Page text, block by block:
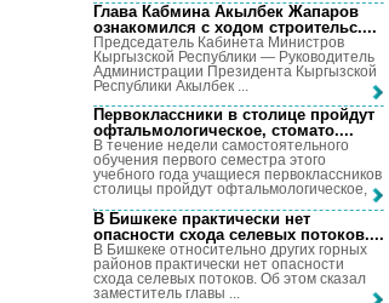
Глава Кабмина Акылбек Жапаров
ознакомился с ходом строительс....
Председатель Кабинета Министров
Кыргызской Республики — Руководитель
Администрации Президента Кыргызской
Республики Акылбек ...
Первоклассники в столице пройдут
офтальмологическое, стомато....
В течение недели самостоятельного
обучения первого семестра этого
учебного года учащиеся первоклассников
столицы пройдут офтальмологическое, ...
В Бишкеке практически нет
опасности схода селевых потоков....
В Бишкеке относительно других горных
районов практически нет опасности
схода селевых потоков. Об этом сказал
заместитель главы ...